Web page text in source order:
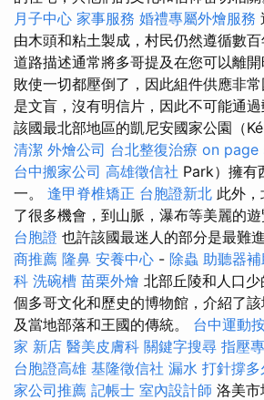
月子中心 家事服務 婚禮專屬外燴服務
由木頭和粘土製成，村民仍然遵循數百
道路描述通常將多哥提及在您可以離
敗使一切都壓倒了，因此組件供應非
是文盲，沒有明信片，因此不可能通過
該國最北部地區的凱尼安國家公園（
清潔 外燴公司 台北整復治療 on page
台中搬家公司 高雄徵信社 Park）擁有
一。 逢甲脊椎矯正 台胞證新北 此外
了很多機會，到山脈，瀑布等美麗的遊
台胞證 也許該國最迷人的部分是最難
商推薦 隆鼻 安養中心 - 除蟲 助聽器補
科 洗碗槽 苗栗外燴 北部丘陵和人口
個多哥文化和歷史的博物館，介紹了
及當地部落和王國的傳統。 台中運動
家 新店 醫美皮膚科 關鍵字搜尋 指壓
台胞證高雄 基隆徵信社 漏水 打針撐多
家公司推薦 記帳士 室內設計師 洛美市